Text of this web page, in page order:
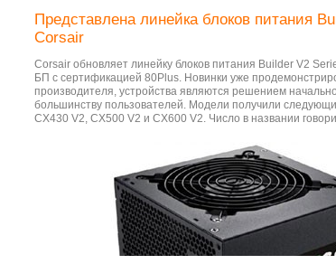
Представлена линейка блоков питания
Corsair
Corsair обновляет линейку блоков питания Builder V2
БП с сертификацией 80Plus. Новинки уже
производителя, устройства являются решением
большинству пользователей. Модели получили
CX430 V2, CX500 V2 и CX600 V2. Число в названии